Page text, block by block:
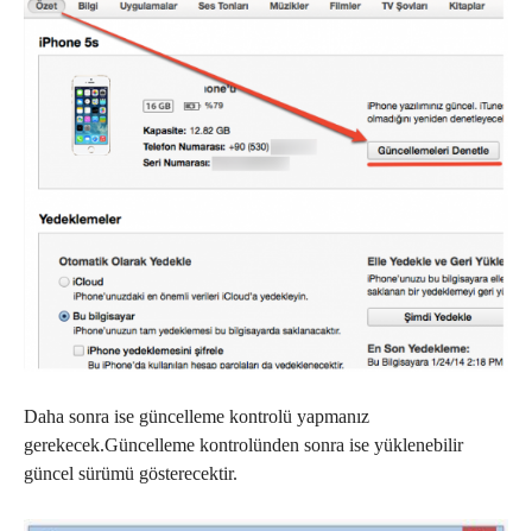
Daha sonra ise güncelleme kontrolü yapmanız
gerekecek.Güncelleme kontrolünden sonra ise yüklenebilir
güncel sürümü gösterecektir.